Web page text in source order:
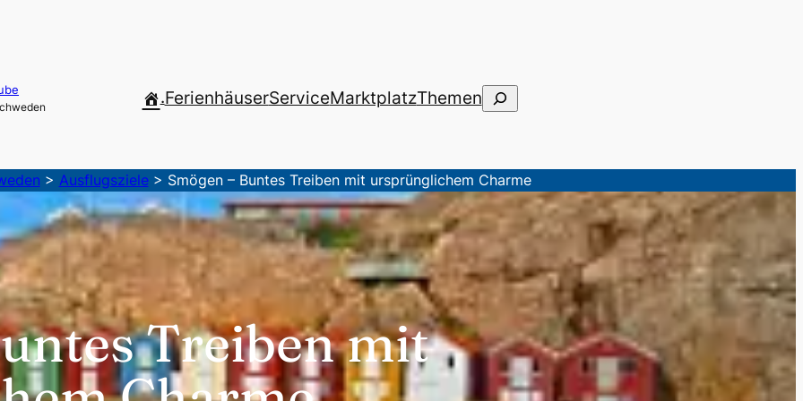
.FerienhäuserServiceMarktplatzThemenSuchen
> Ausflugsziele> Smögen – Buntes Treiben mit ursprünglichem Charme
Treiben mit